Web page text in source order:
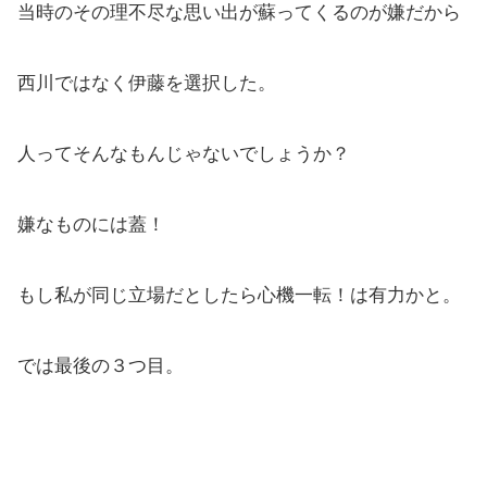
当時のその理不尽な思い出が蘇ってくるのが嫌だから
西川ではなく伊藤を選択した。
人ってそんなもんじゃないでしょうか？
嫌なものには蓋！
もし私が同じ立場だとしたら心機一転！は有力かと。
では最後の３つ目。